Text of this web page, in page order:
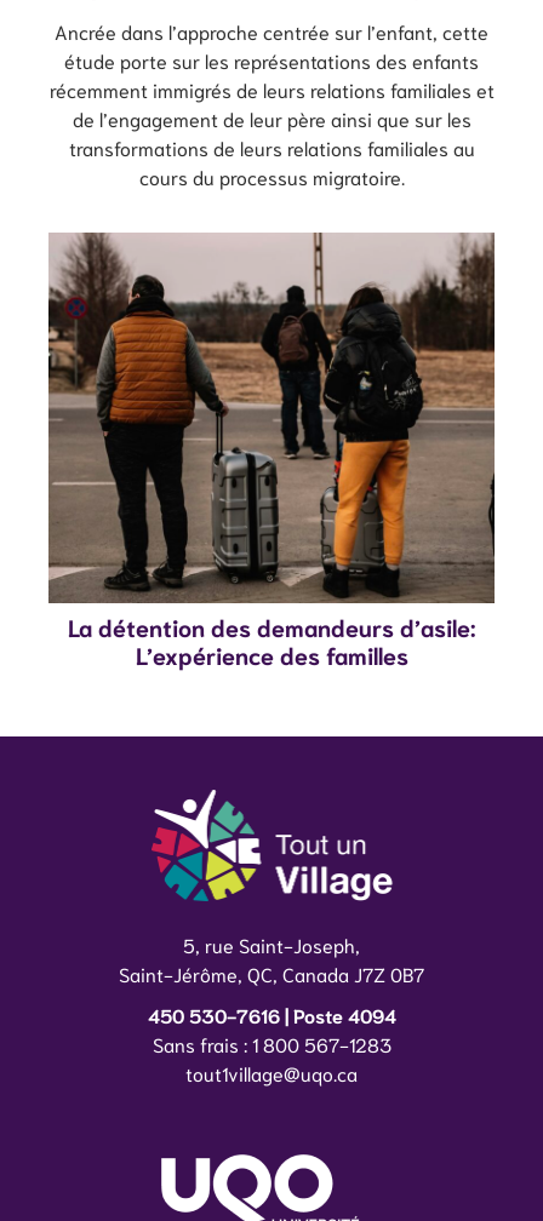
Ancrée dans l’approche centrée sur l’enfant, cette
étude porte sur les représentations des enfants
récemment immigrés de leurs relations familiales et
de l’engagement de leur père ainsi que sur les
transformations de leurs relations familiales au
cours du processus migratoire.
La détention des demandeurs d’asile:
L’expérience des familles
5, rue Saint-Joseph,
Saint-Jérôme, QC, Canada J7Z 0B7
450 530-7616 | Poste 4094
Sans frais : 1 800 567-1283
tout1village@uqo.ca